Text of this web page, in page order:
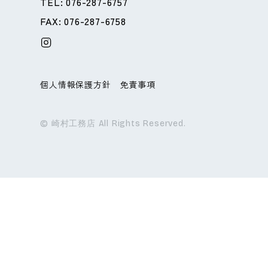
FAX: 076-287-6758
個人情報保護方針 免責事項
© 崎村工務店 All Rights Reserved.